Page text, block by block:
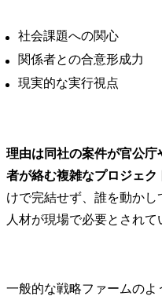
社会課題への関心
関係者との合意形成力
現実的な実行視点
理由は同社の案件が官公
者が絡む複雑なプロジェ
けで完結せず、誰を動か
人材が現場で必要とされて
一般的な戦略ファームのよ